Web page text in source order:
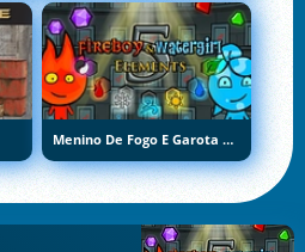
Menino De Fogo E Garota De Água 5: Elementos